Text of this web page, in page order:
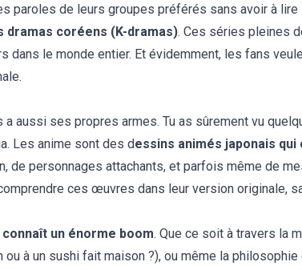
paroles de leurs groupes préférés sans avoir à lire
dramas coréens (K-dramas). Ces séries pleines
le monde entier. Et évidemment, les fans
aussi ses propres armes. Tu as sûrement vu
Les anime sont des dessins animés japonais qui
de personnages attachants, et parfois même de
ces œuvres dans leur version originale,
un énorme boom. Que ce soit à travers la
à un sushi fait maison ?), ou même la